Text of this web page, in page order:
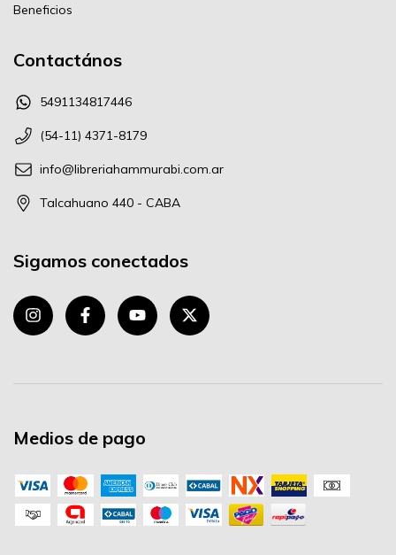
Beneficios
Contactános
5491134817446
(54-11) 4371-8179
info@libreriahammurabi.com.ar
Talcahuano 440 - CABA
Sigamos conectados
Medios de pago